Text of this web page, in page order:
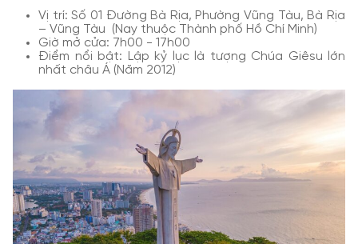
Vị trí: Số 01 Đường Bà Rịa, Phường Vũng Tàu, Bà Rịa
– Vũng Tàu (Nay thuộc Thành phố Hồ Chí Minh)
Giờ mở cửa: 7h00 - 17h00
Điểm nổi bật: Lập kỷ lục là tượng Chúa Giêsu lớn
nhất châu Á (Năm 2012)